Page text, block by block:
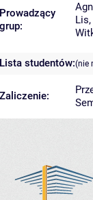
Prowadzący
grup:
Lis,
Lista studentów:(nie
Zaliczenie: